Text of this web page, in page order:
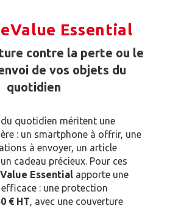
Essential
contre la perte ou le
de vos objets du
quotidien
quotidien méritent une
: un smartphone à offrir, une
à envoyer, un article
cadeau précieux. Pour ces
Essential apporte une
: une protection
€ HT , avec une couverture